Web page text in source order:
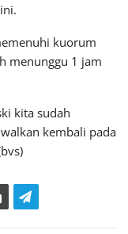
kuorum
menunggu 1 jam
kita sudah
kembali pada